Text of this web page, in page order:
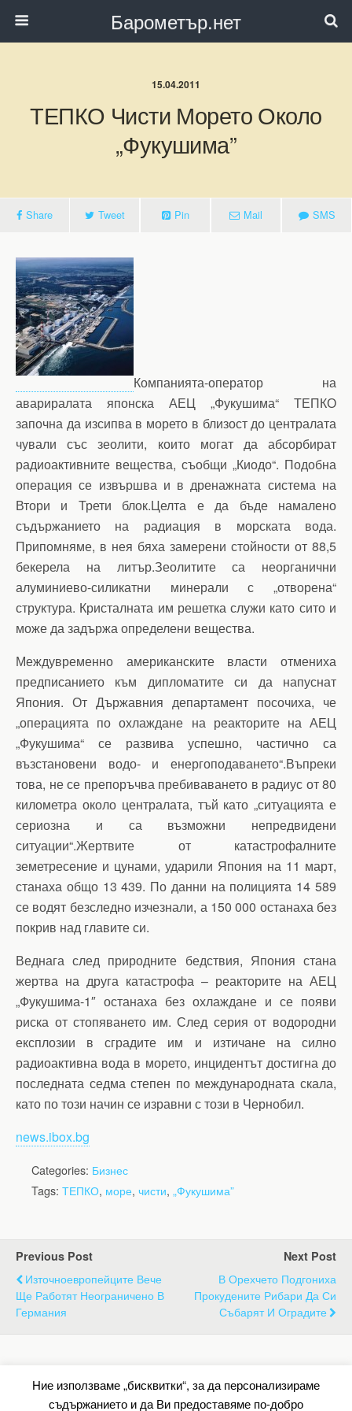
Барометър.нет
15.04.2011
ТЕПКО Чисти Морето Около
„Фукушима”
Share Tweet Pin Mail SMS
Компанията-оператор на
авариралата японска АЕЦ „Фукушима“ ТЕПКО
започна да изсипва в морето в близост до централата
чували със зеолити, които могат да абсорбират
радиоактивните вещества, съобщи „Киодо“. Подобна
операция се извършва и в дренажната система на
Втори и Трети блок.Целта е да бъде намалено
съдържанието на радиация в морската вода.
Припомняме, в нея бяха замерени стойности от 88,5
бекерела на литър.Зеолитите са неорганични
алуминиево-силикатни минерали с „отворена“
структура. Кристалната им решетка служи като сито и
може да задържа определени вещества.
Междувременно американските власти отмениха
предписанието към дипломатите си да напуснат
Япония. От Държавния департамент посочиха, че
„операцията по охлаждане на реакторите на АЕЦ
„Фукушима“ се развива успешно, частично са
възстановени водо- и енергоподаването“.Въпреки
това, не се препоръчва пребиваването в радиус от 80
километра около централата, тъй като „ситуацията е
сериозна и са възможни непредвидени
ситуации“.Жертвите от катастрофалните
земетресение и цунами, ударили Япония на 11 март,
станаха общо 13 439. По данни на полицията 14 589
се водят безследно изчезнали, а 150 000 останаха без
покрив над главите си.
Веднага след природните бедствия, Япония стана
жертва на друга катастрофа – реакторите на АЕЦ
„Фукушима-1″ останаха без охлаждане и се появи
риска от стопяването им. След серия от водородни
експлозии в сградите им и изтичане на силно
радиоактивна вода в морето, инцидентът достигна до
последната седма степен по международната скала,
като по този начин се изравни с този в Чернобил.
news.ibox.bg
Categories: Бизнес
Tags: ТЕПКО, море, чисти, „Фукушима”
Previous Post
Източноевропейците Вече
Ще Работят Неограничено В
Германия
Next Post
В Орехчето Подгониха
Прокудените Рибари Да Си
Събарят И Оградите
Back to top
Ние използваме „бисквитки“, за да персонализираме
съдържанието и да Ви предоставяме по-добро